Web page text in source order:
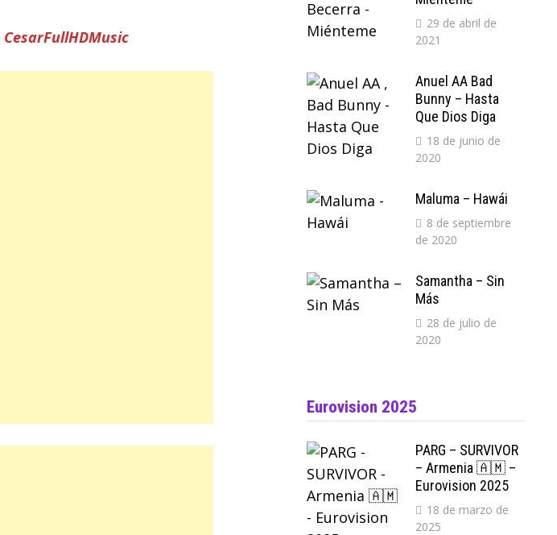
CesarFullHDMusic
29 de abril de
2021
Anuel AA Bad
Bunny – Hasta
Que Dios Diga
18 de junio de
2020
Maluma – Hawái
8 de septiembre
de 2020
Samantha – Sin
Más
28 de julio de
2020
Eurovision 2025
PARG – SURVIVOR
– Armenia 🇦🇲 –
Eurovision 2025
18 de marzo de
2025